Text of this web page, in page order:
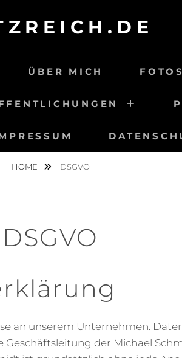
ÜBER MICH FOTOS
HOME DSGVO
DSGVO
an unserem Unternehmen.
der Michael